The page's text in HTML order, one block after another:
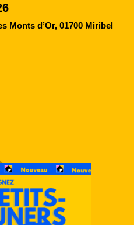
Monts d’Or, 01700 Miribel